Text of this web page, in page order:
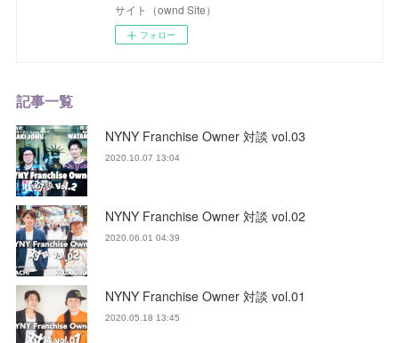
サイト（ownd Site）
フォロー
記事一覧
NYNY Franchise Owner 対談 vol.03
2020.10.07 13:04
NYNY Franchise Owner 対談 vol.02
2020.06.01 04:39
NYNY Franchise Owner 対談 vol.01
2020.05.18 13:45